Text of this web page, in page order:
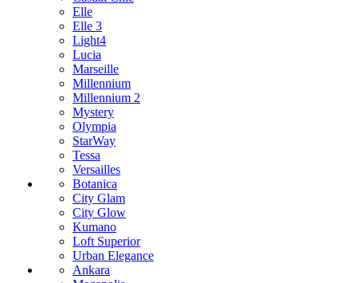
Elle
Elle 3
Light4
Lucia
Marseille
Millennium
Millennium 2
Mystery
Olympia
StarWay
Tessa
Versailles
Botanica
City Glam
City Glow
Kumano
Loft Superior
Urban Elegance
Ankara